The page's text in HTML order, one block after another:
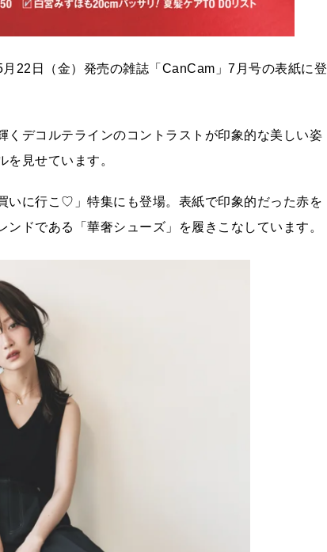
22日（金）発売の雑誌「CanCam」7月号の表紙に登
デコルテラインのコントラストが印象的な美しい姿
見せています。
いに行こ♡」特集にも登場。表紙で印象的だった赤を
ドである「華奢シューズ」を履きこなしています。